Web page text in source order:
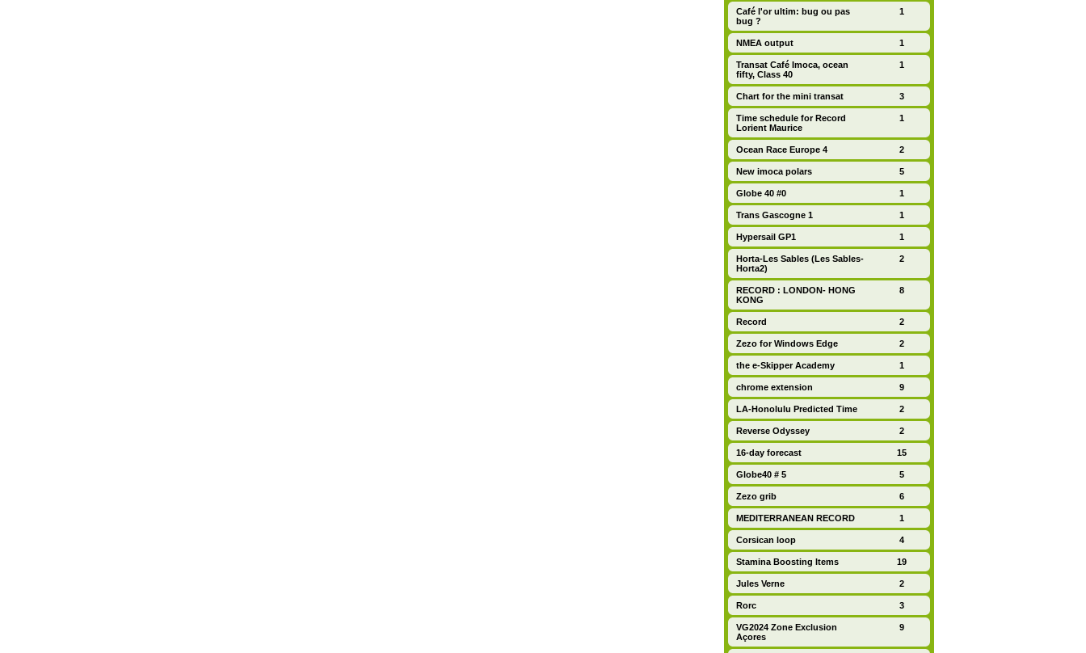
Café l'or ultim: bug ou pas
bug ?
1
NMEA output 1
Transat Café Imoca, ocean
fifty, Class 40
1
Chart for the mini transat 3
Time schedule for Record
Lorient Maurice
1
Ocean Race Europe 4 2
New imoca polars 5
Globe 40 #0 1
Trans Gascogne 1 1
Hypersail GP1 1
Horta-Les Sables (Les Sables-
Horta2)
2
RECORD : LONDON- HONG
KONG
8
Record 2
Zezo for Windows Edge 2
the e-Skipper Academy 1
chrome extension 9
LA-Honolulu Predicted Time 2
Reverse Odyssey 2
16-day forecast 15
Globe40 # 5 5
Zezo grib 6
MEDITERRANEAN RECORD 1
Corsican loop 4
Stamina Boosting Items 19
Jules Verne 2
Rorc 3
VG2024 Zone Exclusion
Açores
9